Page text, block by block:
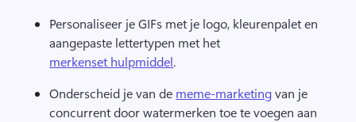
Personaliseer je GIFs met je logo, kleurenpalet en
aangepaste lettertypen met het
merkenset hulpmiddel.
Onderscheid je van de meme-marketing van je
concurrent door watermerken toe te voegen aan